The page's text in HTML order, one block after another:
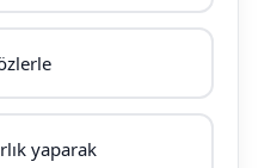
yaparak